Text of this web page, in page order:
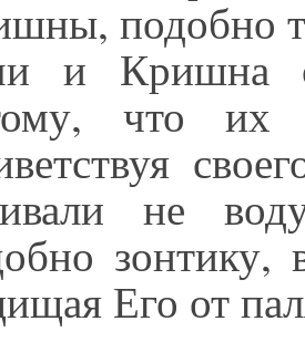
подобно
и Кришна
что их
не
Его от